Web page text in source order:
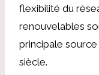
flexibilité du
renouvelables
principale
siècle.